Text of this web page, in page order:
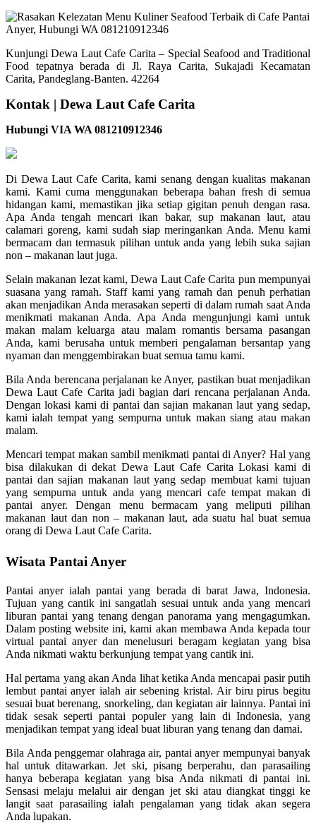
Kunjungi Dewa Laut Cafe Carita – Special Seafood and Traditional
Food tepatnya berada di Jl. Raya Carita, Sukajadi Kecamatan
Carita, Pandeglang-Banten. 42264
Kontak | Dewa Laut Cafe Carita
Hubungi VIA WA 081210912346
Di Dewa Laut Cafe Carita, kami senang dengan kualitas makanan
kami. Kami cuma menggunakan beberapa bahan fresh di semua
hidangan kami, memastikan jika setiap gigitan penuh dengan rasa.
Apa Anda tengah mencari ikan bakar, sup makanan laut, atau
calamari goreng, kami sudah siap meringankan Anda. Menu kami
bermacam dan termasuk pilihan untuk anda yang lebih suka sajian
non – makanan laut juga.
Selain makanan lezat kami, Dewa Laut Cafe Carita pun mempunyai
suasana yang ramah. Staff kami yang ramah dan penuh perhatian
akan menjadikan Anda merasakan seperti di dalam rumah saat Anda
menikmati makanan Anda. Apa Anda mengunjungi kami untuk
makan malam keluarga atau malam romantis bersama pasangan
Anda, kami berusaha untuk memberi pengalaman bersantap yang
nyaman dan menggembirakan buat semua tamu kami.
Bila Anda berencana perjalanan ke Anyer, pastikan buat menjadikan
Dewa Laut Cafe Carita jadi bagian dari rencana perjalanan Anda.
Dengan lokasi kami di pantai dan sajian makanan laut yang sedap,
kami ialah tempat yang sempurna untuk makan siang atau makan
malam.
Mencari tempat makan sambil menikmati pantai di Anyer? Hal yang
bisa dilakukan di dekat Dewa Laut Cafe Carita Lokasi kami di
pantai dan sajian makanan laut yang sedap membuat kami tujuan
yang sempurna untuk anda yang mencari cafe tempat makan di
pantai anyer. Dengan menu bermacam yang meliputi pilihan
makanan laut dan non – makanan laut, ada suatu hal buat semua
orang di Dewa Laut Cafe Carita.
Wisata Pantai Anyer
Pantai anyer ialah pantai yang berada di barat Jawa, Indonesia.
Tujuan yang cantik ini sangatlah sesuai untuk anda yang mencari
liburan pantai yang tenang dengan panorama yang mengagumkan.
Dalam posting website ini, kami akan membawa Anda kepada tour
virtual pantai anyer dan menelusuri beragam kegiatan yang bisa
Anda nikmati waktu berkunjung tempat yang cantik ini.
Hal pertama yang akan Anda lihat ketika Anda mencapai pasir putih
lembut pantai anyer ialah air sebening kristal. Air biru pirus begitu
sesuai buat berenang, snorkeling, dan kegiatan air lainnya. Pantai ini
tidak sesak seperti pantai populer yang lain di Indonesia, yang
menjadikan tempat yang ideal buat liburan yang tenang dan damai.
Bila Anda penggemar olahraga air, pantai anyer mempunyai banyak
hal untuk ditawarkan. Jet ski, pisang berperahu, dan parasailing
hanya beberapa kegiatan yang bisa Anda nikmati di pantai ini.
Sensasi melaju melalui air dengan jet ski atau diangkat tinggi ke
langit saat parasailing ialah pengalaman yang tidak akan segera
Anda lupakan.